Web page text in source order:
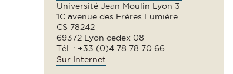
Université Jean Moulin Lyon 3
1C avenue des Frères Lumière
CS 78242
69372 Lyon cedex 08
Tél. : +33 (0)4 78 78 70 66
Sur Internet